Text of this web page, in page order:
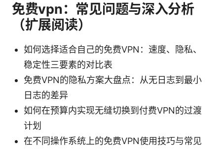
免费vpn：常见问题与深入分析
（扩展阅读）
如何选择适合自己的免费VPN：速度、隐私、
稳定性三要素的对比表
免费VPN的隐私方案大盘点：从无日志到最小
日志的差异
如何在预算内实现无缝切换到付费VPN的过渡
计划
在不同操作系统上的免费VPN使用技巧与常见